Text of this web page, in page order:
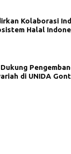
Kolaborasi
Halal
di UNIDA